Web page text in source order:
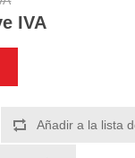
IVA
Añadir a la lista